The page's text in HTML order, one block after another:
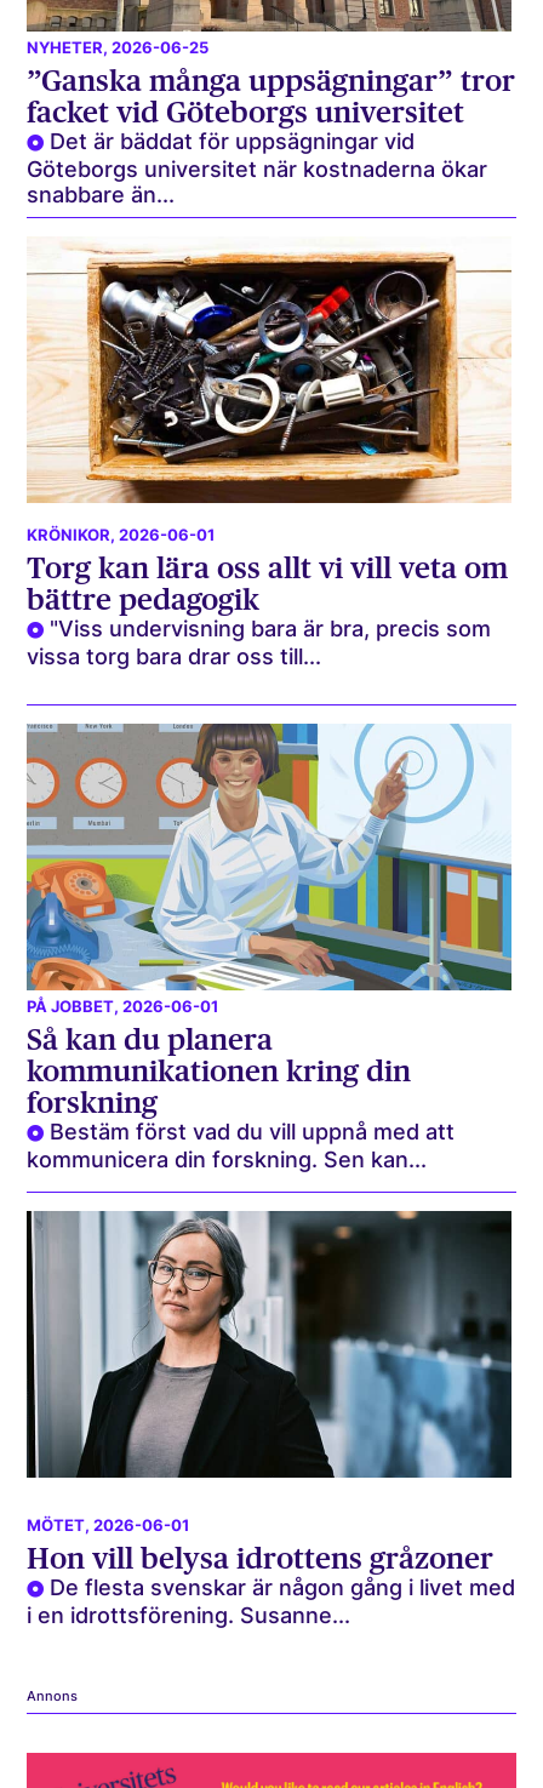
NYHETER, 2026-06-25
”Ganska många uppsägningar” tror
facket vid Göteborgs universitet
Det är bäddat för uppsägningar vid
Göteborgs universitet när kostnaderna ökar
snabbare än...
KRÖNIKOR, 2026-06-01
Torg kan lära oss allt vi vill veta om
bättre pedagogik
"Viss undervisning bara är bra, precis som
vissa torg bara drar oss till...
PÅ JOBBET, 2026-06-01
Så kan du planera
kommunikationen kring din
forskning
Bestäm först vad du vill uppnå med att
kommunicera din forskning. Sen kan...
MÖTET, 2026-06-01
Hon vill belysa idrottens gråzoner
De flesta svenskar är någon gång i livet med
i en idrottsförening. Susanne...
Annons